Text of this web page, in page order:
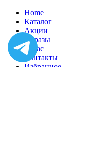
Home
Каталог
Акции
Образы
О нас
Контакты
Избранное